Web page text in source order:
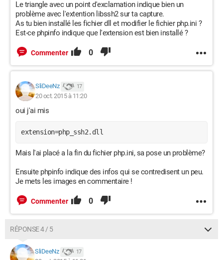
Le triangle avec un point d'exclamation indique bien un
problème avec l'extention libssh2 sur ta capture.
As tu bien installé les fichier dll et modifier le fichier php.ini ?
Est-ce phpinfo indique que l'extension est bien installé ?
Commenter 0
SliDeeNz 17
20 oct. 2015 à 11:20
oui j'ai mis
extension=php_ssh2.dll
Mais l'ai placé a la fin du fichier php.ini, sa pose un problème?
Ensuite phpinfo indique des infos qui se contredisent un peu.
Je mets les images en commentaire !
Commenter 0
RÉPONSE 4 / 5
SliDeeNz 17